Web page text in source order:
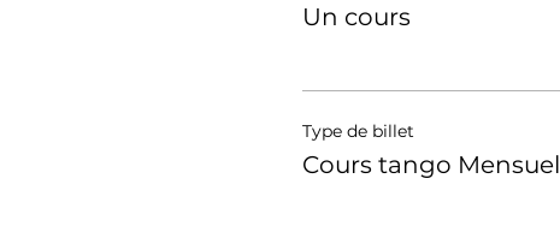
Un cours
Type de billet
Cours tango Mensuel